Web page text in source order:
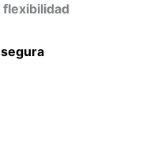
flexibilidad
segura